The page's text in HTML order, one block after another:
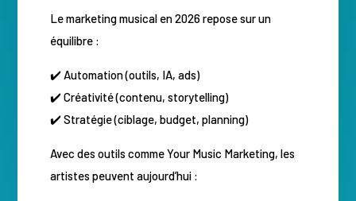
Le marketing musical en 2026 repose sur un
équilibre :
✔️ Automation (outils, IA, ads)
✔️ Créativité (contenu, storytelling)
✔️ Stratégie (ciblage, budget, planning)
Avec des outils comme Your Music Marketing, les
artistes peuvent aujourd’hui :